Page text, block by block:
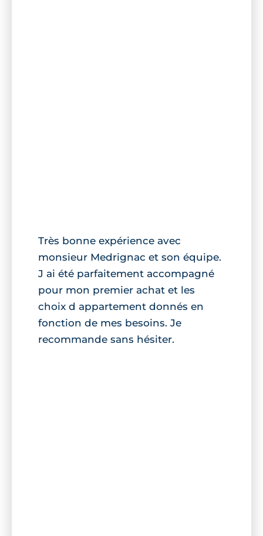
Très bonne expérience avec
monsieur Medrignac et son équipe.
J ai été parfaitement accompagné
pour mon premier achat et les
choix d appartement donnés en
fonction de mes besoins. Je
recommande sans hésiter.